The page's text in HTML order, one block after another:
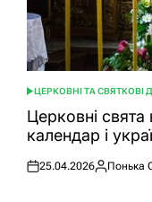
ОПУБЛІКУВАТИ
У
ЦЕРКОВНІ ТА СВЯТКОВІ
Церковні
календар і
Оприлюднено
25.04.2026 Понька